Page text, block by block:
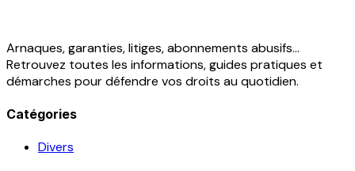
Arnaques, garanties, litiges, abonnements abusifs...
Retrouvez toutes les informations, guides pratiques et
démarches pour défendre vos droits au quotidien.
Catégories
Divers